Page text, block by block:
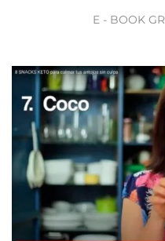
E - BOOK